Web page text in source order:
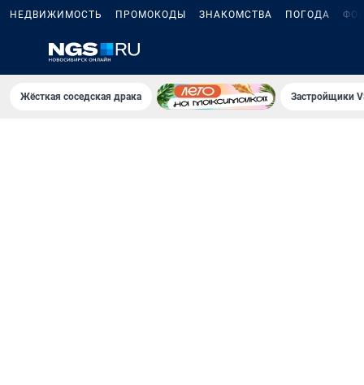
НЕДВИЖИМОСТЬ ПРОМОКОДЫ ЗНАКОМСТВА ПОГОДА
Жёсткая соседская драка Застройщики